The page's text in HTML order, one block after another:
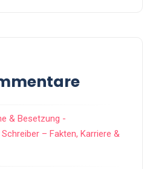
& Besetzung -
– Fakten, Karriere &